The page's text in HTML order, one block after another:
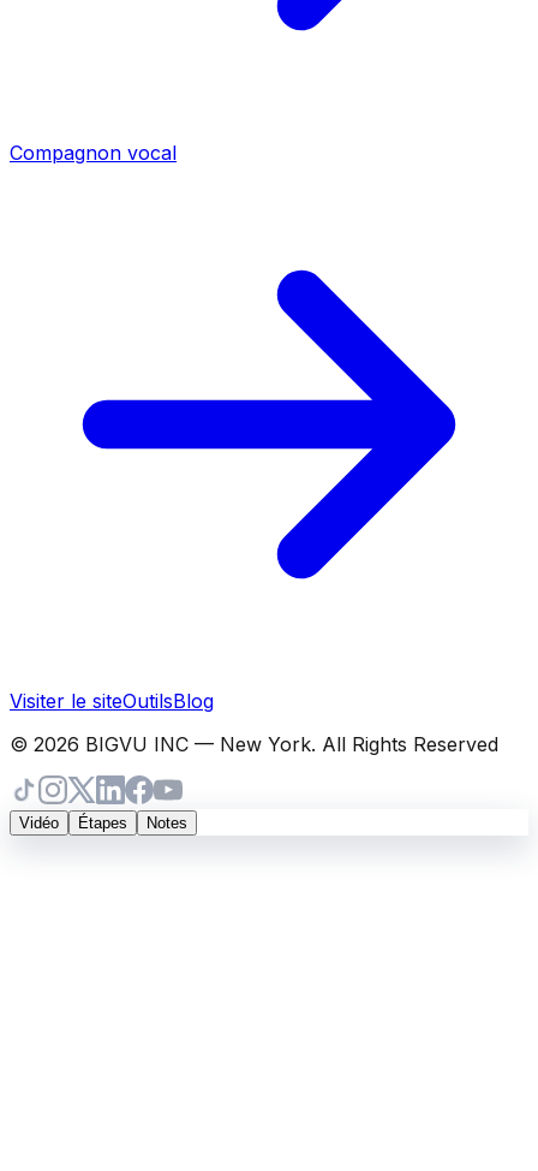
Compagnon vocal
Visiter le siteOutilsBlog
© 2026 BIGVU INC — New York. All Rights Reserved
Vidéo Étapes Notes